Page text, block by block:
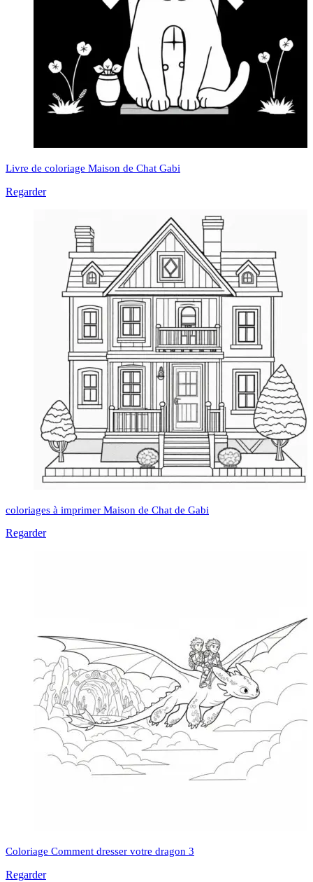
Livre de coloriage Maison de Chat Gabi
Regarder
coloriages à imprimer Maison de Chat de Gabi
Regarder
Coloriage Comment dresser votre dragon 3
Regarder